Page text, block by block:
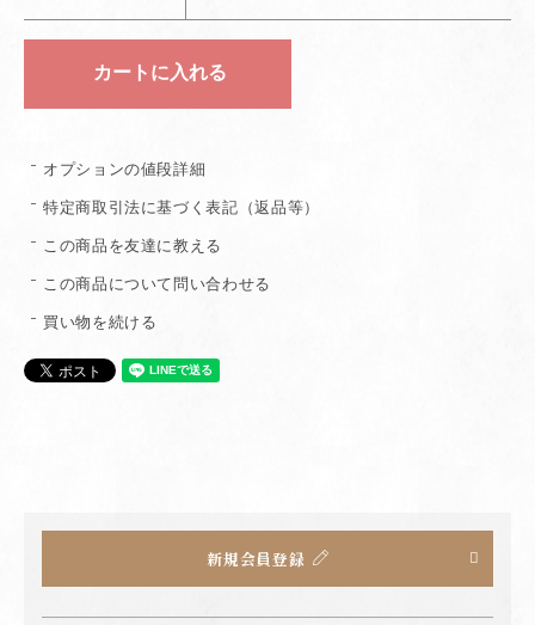
オプションの値段詳細
特定商取引法に基づく表記（返品等）
この商品を友達に教える
この商品について問い合わせる
買い物を続ける
新規会員登録